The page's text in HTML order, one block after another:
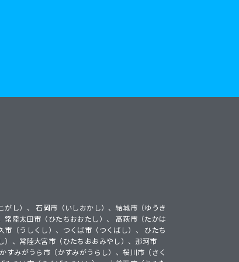
し）、 石岡市（いしおかし）、結城市（ゆうき
陸太田市（ひたちおおたし）、 高萩市（たかは
（うしくし）、つくば市（つくばし）、 ひたち
、常陸大宮市（ひたちおおみやし）、那珂市
すみがうら市（かすみがうらし）、桜川市（さく